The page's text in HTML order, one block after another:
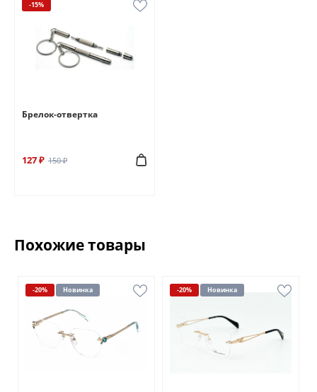
-15%
Брелок-отвертка
127 ₽ 150 ₽
Похожие товары
-20% Новинка -20% Новинка